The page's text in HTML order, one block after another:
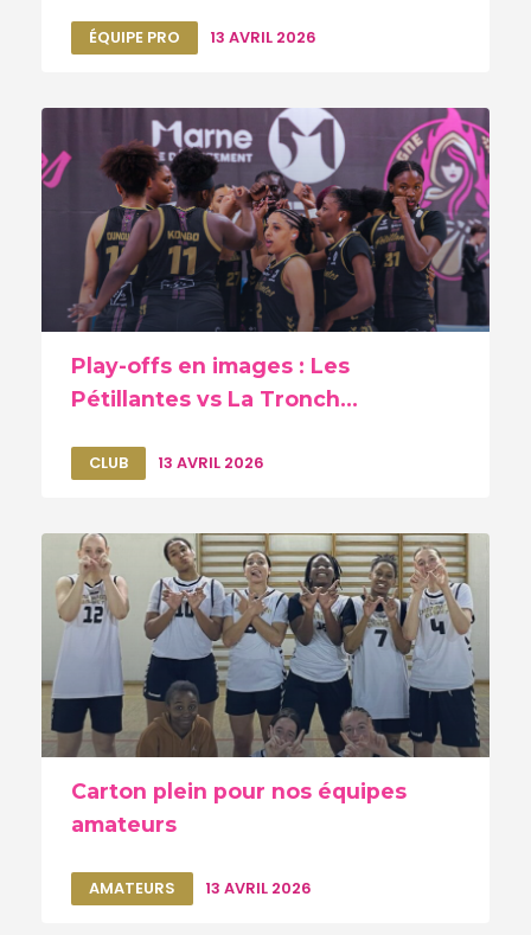
ÉQUIPE PRO 13 AVRIL 2026
Play-offs en images : Les
Pétillantes vs La Tronch...
CLUB 13 AVRIL 2026
Carton plein pour nos équipes
amateurs
AMATEURS 13 AVRIL 2026